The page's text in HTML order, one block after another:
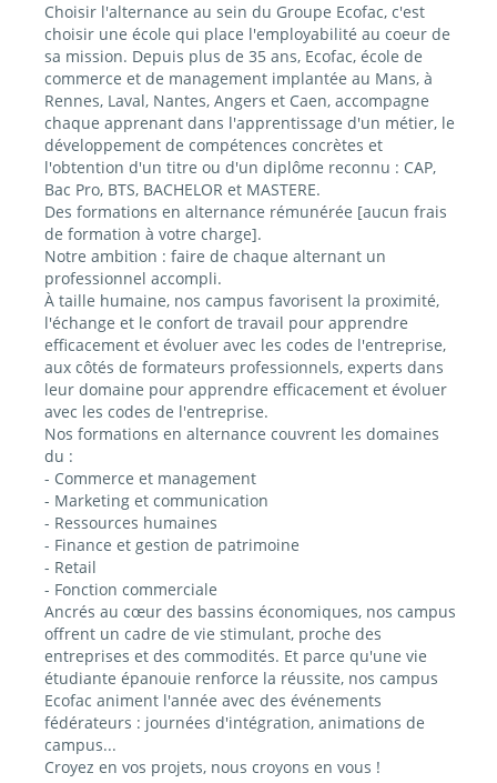
Choisir l'alternance au sein du Groupe Ecofac, c'est
choisir une école qui place l'employabilité au coeur de
sa mission. Depuis plus de 35 ans, Ecofac, école de
commerce et de management implantée au Mans, à
Rennes, Laval, Nantes, Angers et Caen, accompagne
chaque apprenant dans l'apprentissage d'un métier, le
développement de compétences concrètes et
l'obtention d'un titre ou d'un diplôme reconnu : CAP,
Bac Pro, BTS, BACHELOR et MASTERE.
Des formations en alternance rémunérée [aucun frais
de formation à votre charge].
Notre ambition : faire de chaque alternant un
professionnel accompli.
À taille humaine, nos campus favorisent la proximité,
l'échange et le confort de travail pour apprendre
efficacement et évoluer avec les codes de l'entreprise,
aux côtés de formateurs professionnels, experts dans
leur domaine pour apprendre efficacement et évoluer
avec les codes de l'entreprise.
Nos formations en alternance couvrent les domaines
du :
- Commerce et management
- Marketing et communication
- Ressources humaines
- Finance et gestion de patrimoine
- Retail
- Fonction commerciale
Ancrés au cœur des bassins économiques, nos campus
offrent un cadre de vie stimulant, proche des
entreprises et des commodités. Et parce qu'une vie
étudiante épanouie renforce la réussite, nos campus
Ecofac animent l'année avec des événements
fédérateurs : journées d'intégration, animations de
campus...
Croyez en vos projets, nous croyons en vous !